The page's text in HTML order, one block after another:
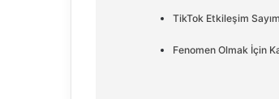
TikTok Etkileşim
Fenomen Olmak İçin